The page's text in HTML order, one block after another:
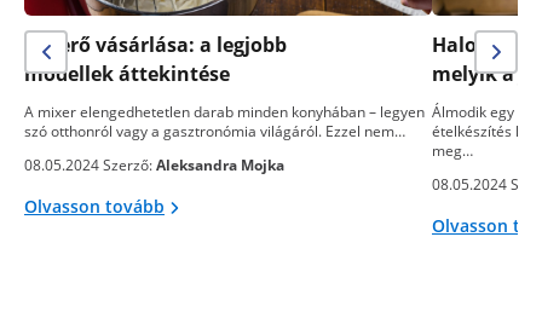
Keverő vásárlása: a legjobb
modellek áttekintése
A mixer elengedhetetlen darab minden konyhában – legyen
szó otthonról vagy a gasztronómia világáról. Ezzel nem…
08.05.2024 Szerző:Aleksandra Mojka
Olvasson tovább
Halogén
melyik a
Álmodik egy
ételkészítés
meg…
08.05.2024
Olvasson